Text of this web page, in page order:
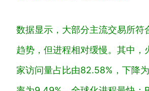
数据显示，大部分主流交易所符
趋势，但进程相对缓慢。其中，
家访问量占比由82.58%，下降